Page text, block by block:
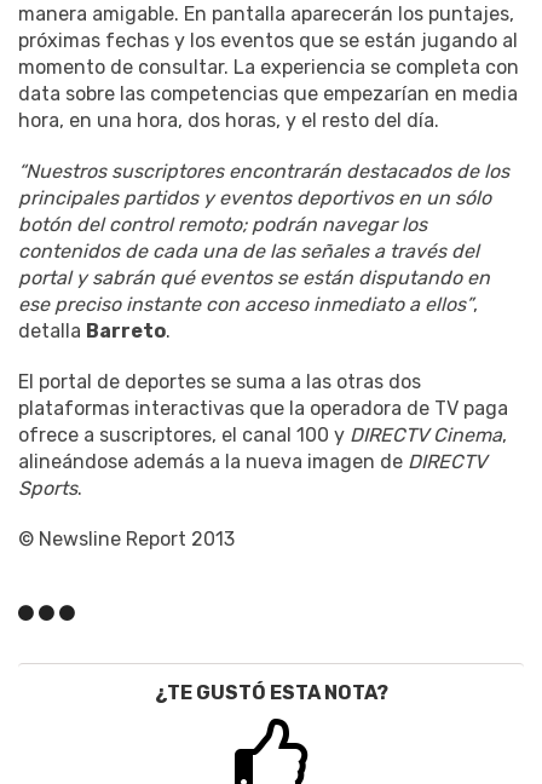
manera amigable. En pantalla aparecerán los puntajes,
próximas fechas y los eventos que se están jugando al
momento de consultar. La experiencia se completa con
data sobre las competencias que empezarían en media
hora, en una hora, dos horas, y el resto del día.
“Nuestros suscriptores encontrarán destacados de los
principales partidos y eventos deportivos en un sólo
botón del control remoto; podrán navegar los
contenidos de cada una de las señales a través del
portal y sabrán qué eventos se están disputando en
ese preciso instante con acceso inmediato a ellos”,
detalla Barreto.
El portal de deportes se suma a las otras dos
plataformas interactivas que la operadora de TV paga
ofrece a suscriptores, el canal 100 y DIRECTV Cinema,
alineándose además a la nueva imagen de DIRECTV
Sports.
© Newsline Report 2013
¿TE GUSTÓ ESTA NOTA?